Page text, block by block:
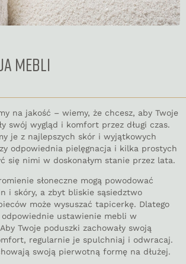
MEBLI
na jakość – wiemy, że chcesz, aby Twoje
swój wygląd i komfort przez długi czas.
je z najlepszych skór i wyjątkowych
odpowiednia pielęgnacja i kilka prostych
się nimi w doskonałym stanie przez lata.
słoneczne mogą powodować
i skóry, a zbyt bliskie sąsiedztwo
może wysuszać tapicerkę. Dlatego
ustawienie mebli w
Twoje poduszki zachowały swoją
regularnie je spulchniaj i odwracaj.
swoją pierwotną formę na dłużej.